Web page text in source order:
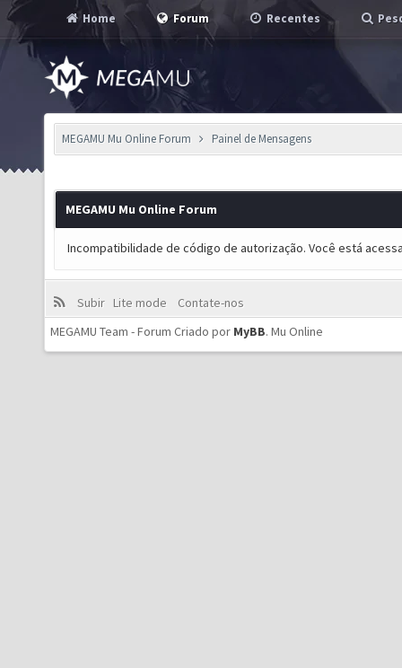
Home Forum Recentes
MEGAMU Mu Online Forum Painel de Mensagens
MEGAMU Mu Online Forum
Incompatibilidade de código de autorização. Você está
Subir Lite mode
Contate-nos
MEGAMU Team - Forum Criado por MyBB. Mu Online